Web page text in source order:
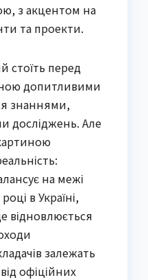
з акцентом на
та проекти.
стоїть перед
допитливими
знаннями,
досліджень. Але
на межі
в Україні,
відновлюється
залежать
офіційних